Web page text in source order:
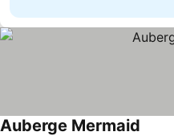
Auberge Mermaid